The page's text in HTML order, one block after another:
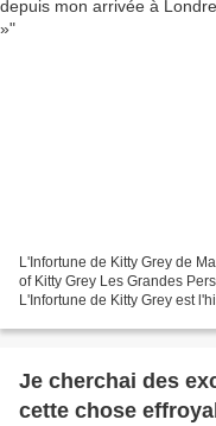
L'Infortune de Kitty Grey de
of Kitty Grey Les Grandes
L'Infortune de Kitty Grey est
Je cherchai des
cette chose